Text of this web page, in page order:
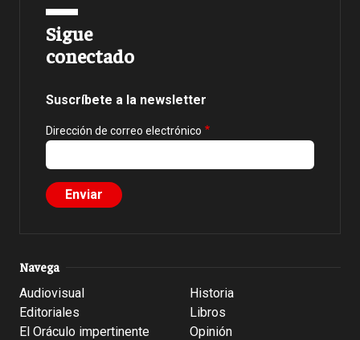
Sigue
conectado
Suscríbete a la newsletter
Dirección de correo electrónico
Navega
Audiovisual
Editoriales
El Oráculo impertinente
Historia
Libros
Opinión